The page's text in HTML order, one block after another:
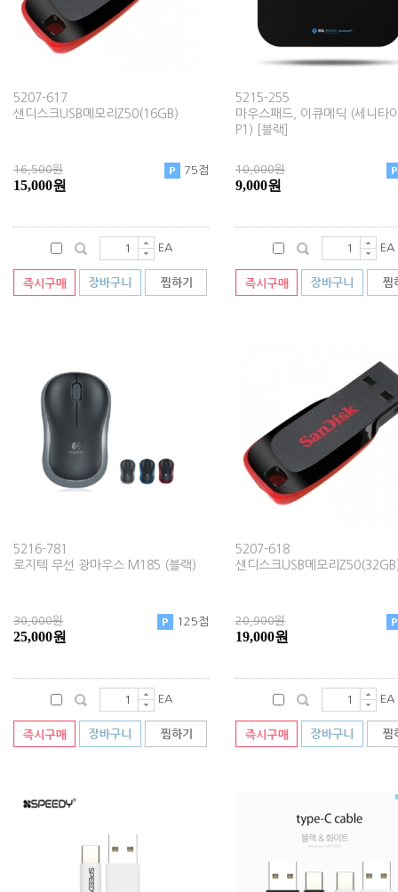
5207-617
샌디스크USB메모리Z50(16GB)
16,500원
15,000원
75점
EA
5215-255
마우스패드, 이큐메딕 (세니타
P1) [블랙]
10,000원
9,000원
EA
5216-781
로지텍 무선 광마우스 M185 (블랙)
30,000원
25,000원
125점
EA
5207-618
샌디스크USB메모리
20,900원
19,000원
EA